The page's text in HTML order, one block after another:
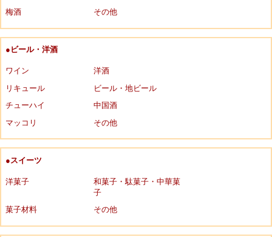
梅酒
その他
●ビール・洋酒
ワイン
洋酒
リキュール
ビール・地ビール
チューハイ
中国酒
マッコリ
その他
●スイーツ
洋菓子
和菓子・駄菓子・中華菓
子
菓子材料
その他